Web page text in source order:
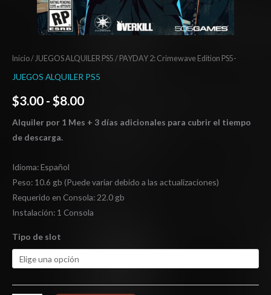
Inicio/ JUEGOS ALQUILER PS5 / PAYDAY 2: Crimewave Edition PS5-
JUEGOS ALQUILER PS5
$3.00 - $8.00
Alquiler por 1 Mes + 3 días adicionales para cubrir el tiempo
de descarga.
Idioma: Español
Peso: 10.6 gb (Puede variar debido a las actualizaciones)
Requerido en Consola: 22.0 gb
Instalación: 1 Consola
Tipo de slot